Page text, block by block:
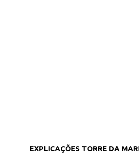
EXPLICAÇÕES TORRE DA